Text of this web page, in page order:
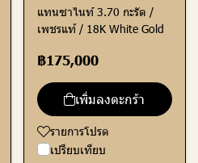
แทนซาไนท์ 3.70 กะรัต /
เพชรแท้ / 18K White Gold
฿175,000
เพิ่มลงตะกร้า
รายการโปรด
เปรียบเทียบ